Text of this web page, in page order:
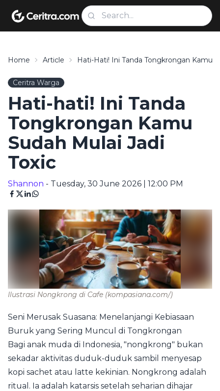
Home Article Hati-Hati! Ini Tanda Tongkrongan Kamu
Ceritra Warga
Hati-hati! Ini Tanda
Tongkrongan Kamu
Sudah Mulai Jadi
Toxic
Shannon - Tuesday, 30 June 2026 | 12:00 PM
Ilustrasi Nongkrong di Cafe (kompasiana.com/)
Seni Merusak Suasana: Menelanjangi Kebiasaan
Buruk yang Sering Muncul di Tongkrongan
Bagi anak muda di Indonesia, "nongkrong" bukan
sekadar aktivitas duduk-duduk sambil menyesap
kopi sachet atau latte kekinian. Nongkrong adalah
ritual. Ia adalah katarsis setelah seharian dihajar